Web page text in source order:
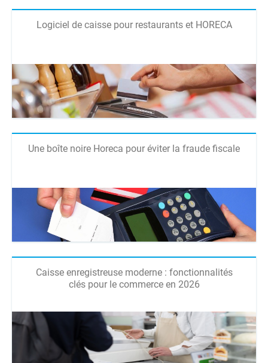
Logiciel de caisse pour restaurants et HORECA
Une boîte noire Horeca pour éviter la fraude fiscale
Caisse enregistreuse moderne : fonctionnalités
clés pour le commerce en 2026